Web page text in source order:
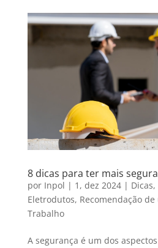
8 dicas para ter mais
por Inpol | 1, dez 2024| Dicas,
Eletrodutos, Recomendação de
Trabalho
A segurança é um dos